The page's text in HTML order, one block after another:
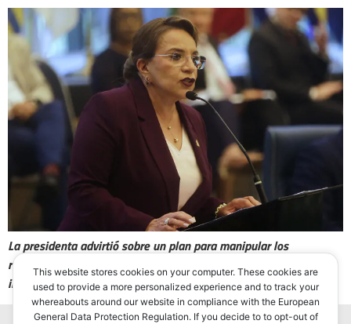
La presidenta advirtió sobre un plan para manipular los
resultados de las elecciones generales y ordenó investigaciones
inmediatas.
This website stores cookies on your computer. These cookies are
used to provide a more personalized experience and to track your
whereabouts around our website in compliance with the European
General Data Protection Regulation. If you decide to to opt-out of